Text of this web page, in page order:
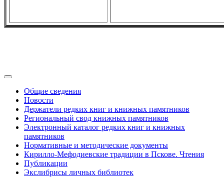
Общие сведения
Новости
Держатели редких книг и книжных памятников
Региональный свод книжных памятников
Электронный каталог редких книг и книжных
памятников
Нормативные и методические документы
Кирилло-Мефодиевские традиции в Пскове. Чтения
Публикации
Экслибрисы личных библиотек